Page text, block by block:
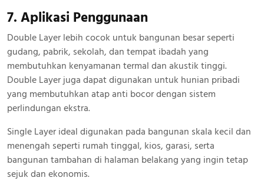
7. Aplikasi Penggunaan
Double Layer lebih cocok untuk bangunan besar seperti
gudang, pabrik, sekolah, dan tempat ibadah yang
membutuhkan kenyamanan termal dan akustik tinggi.
Double Layer juga dapat digunakan untuk hunian pribadi
yang membutuhkan atap anti bocor dengan sistem
perlindungan ekstra.
Single Layer ideal digunakan pada bangunan skala kecil dan
menengah seperti rumah tinggal, kios, garasi, serta
bangunan tambahan di halaman belakang yang ingin tetap
sejuk dan ekonomis.